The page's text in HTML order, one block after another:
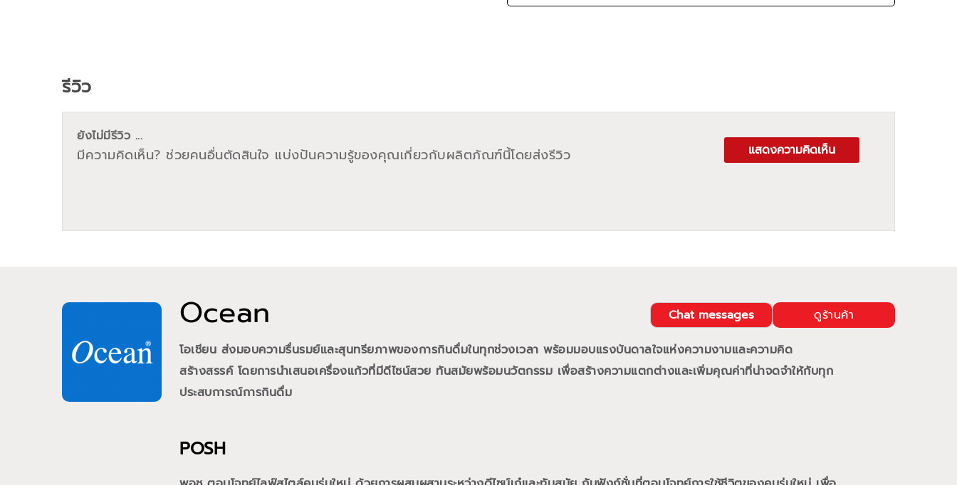
Ocean ดูร้านค้า
Chat messages
โอเชียน ส่งมอบความรื่นรมย์และสุนทรียภาพของการกินดื่มในทุกช่วงเวลา พร้อมมอบแรงบันดาลใจแห่งความงามและความคิด
สร้างสรรค์ โดยการนำเสนอเครื่องแก้วที่มีดีไซน์สวย ทันสมัยพร้อมนวัตกรรม เพื่อสร้างความแตกต่างและเพิ่มคุณค่าที่น่าจดจำให้กับทุก
ประสบการณ์การกินดื่ม
POSH
รีวิว
ยังไม่มีรีวิว ...
มีความคิดเห็น? ช่วยคนอื่นตัดสินใจ แบ่งปันความรู้ของคุณเกี่ยวกับผลิตภัณฑ์นี้โดยส่งรีวิว แสดงความคิดเห็น